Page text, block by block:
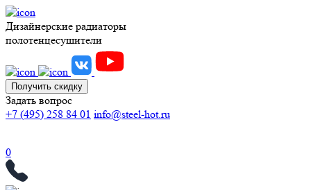
Дизайнерские радиаторы
полотенцесушители
Получить скидку
Задать вопрос
+7 (495) 258 84 01 info@steel-hot.ru
0